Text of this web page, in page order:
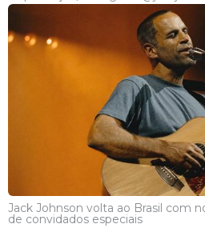
Jack Johnson volta ao Brasil com
de convidados especiais